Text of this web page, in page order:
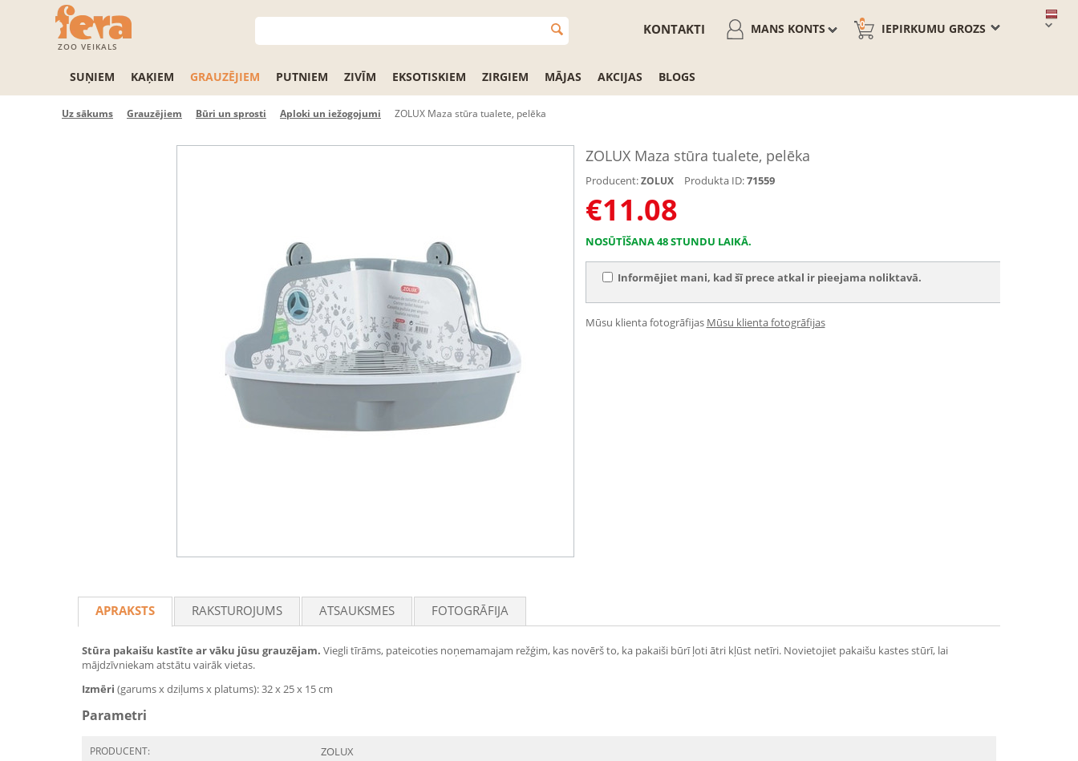
ZOO VEIKALS
IEPIRKUMU GROZS
0
MANS KONTS
KONTAKTI
SUŅIEM KAĶIEM GRAUZĒJIEM PUTNIEM ZIVĪM EKSOTISKIEM ZIRGIEM MĀJAS AKCIJAS BLOGS
Uz sākums Grauzējiem Būri un sprosti Aploki un iežogojumi ZOLUX Maza stūra tualete, pelēka
ZOLUX Maza stūra tualete, pelēka
Producent: ZOLUX Produkta ID:71559
€11.08
NOSŪTĪŠANA 48 STUNDU LAIKĀ.
Informējiet mani, kad šī prece atkal ir pieejama noliktavā.
Mūsu klienta fotogrāfijas Mūsu klienta fotogrāfijas
APRAKSTS RAKSTUROJUMS ATSAUKSMES FOTOGRĀFIJA
Stūra pakaišu kastīte ar vāku jūsu grauzējam. Viegli tīrāms, pateicoties noņemamajam režģim, kas novērš to, ka pakaiši būrī ļoti ātri kļūst netīri. Novietojiet pakaišu kastes stūrī, lai
mājdzīvniekam atstātu vairāk vietas.
Izmēri (garums x dziļums x platums): 32 x 25 x 15 cm
Parametri
PRODUCENT: ZOLUX